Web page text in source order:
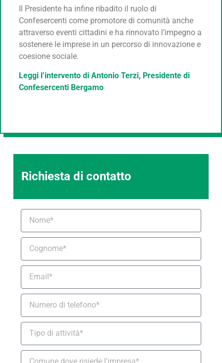
Il Presidente ha infine ribadito il ruolo di
Confesercenti come promotore di comunità anche
attraverso eventi cittadini e ha rinnovato l’impegno a
sostenere le imprese in un percorso di innovazione e
coesione sociale.
Leggi l’intervento di Antonio Terzi, Presidente di
Confesercenti Bergamo
Richiesta di contatto